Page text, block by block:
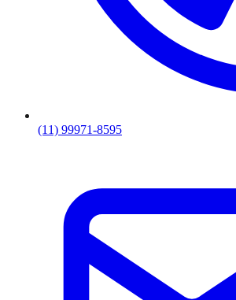
(11) 99971-8595